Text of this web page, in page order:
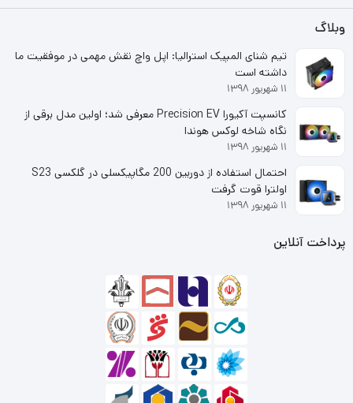
وبلاگ
تیم شنای المپیک استرالیا: اپل واچ نقش مهمی در موفقیت ما
داشته است
۱۱ شهریور ۱۳۹۸
کانسپت آکیورا Precision EV معرفی شد؛ اولین مدل برقی از
نگاه شاخه لوکس هوندا
۱۱ شهریور ۱۳۹۸
احتمال استفاده از دوربین 200 مگاپیکسلی در گلکسی S23
اولترا قوت گرفت
۱۱ شهریور ۱۳۹۸
پرداخت آنلاین